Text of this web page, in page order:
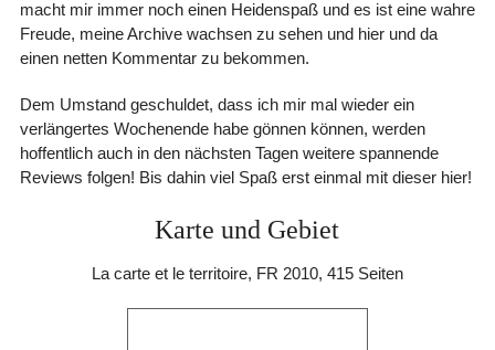
macht mir immer noch einen Heidenspaß und es ist eine wahre
Freude, meine Archive wachsen zu sehen und hier und da
einen netten Kommentar zu bekommen.
Dem Umstand geschuldet, dass ich mir mal wieder ein
verlängertes Wochenende habe gönnen können, werden
hoffentlich auch in den nächsten Tagen weitere spannende
Reviews folgen! Bis dahin viel Spaß erst einmal mit dieser hier!
Karte und Gebiet
La carte et le territoire, FR 2010, 415 Seiten